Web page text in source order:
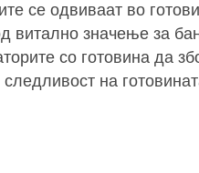
се одвиваат во
значење за
со готовина да
на